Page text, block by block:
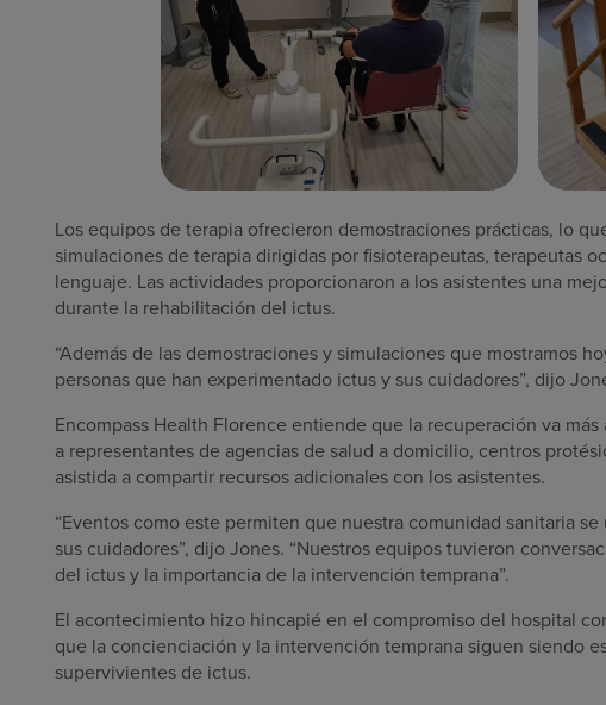
Los equipos de terapia ofrecieron demostraciones prácticas, lo
simulaciones de terapia dirigidas por fisioterapeutas, terapeutas
lenguaje. Las actividades proporcionaron a los asistentes una
durante la rehabilitación del ictus.
“Además de las demostraciones y simulaciones que mostramos
personas que han experimentado ictus y sus cuidadores”, dijo
Encompass Health Florence entiende que la recuperación va
a representantes de agencias de salud a domicilio, centros
asistida a compartir recursos adicionales con los asistentes.
“Eventos como este permiten que nuestra comunidad sanitaria
sus cuidadores”, dijo Jones. “Nuestros equipos tuvieron
del ictus y la importancia de la intervención temprana”.
El acontecimiento hizo hincapié en el compromiso del hospital
que la concienciación y la intervención temprana siguen siendo
supervivientes de ictus.